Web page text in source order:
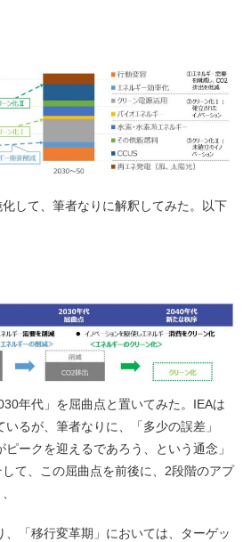
して、筆者なりに解釈してみた。以下
年代」を屈曲点と置いてみた。IEAは
いるが、筆者なりに、「多少の誤差」
ークを迎えるであろう、という通念」
て、この屈曲点を前後に、2段階のアプ
、「移行変革期」においては、ターゲッ